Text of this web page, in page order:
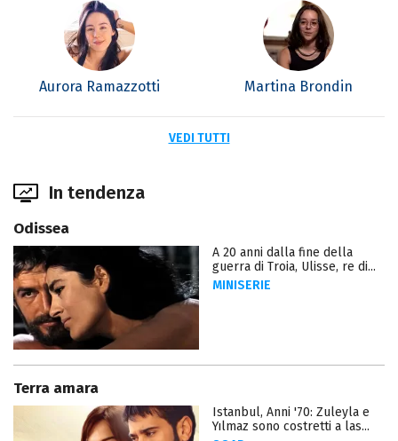
Aurora Ramazzotti Martina Brondin
VEDI TUTTI
In tendenza
Odissea
A 20 anni dalla fine della
guerra di Troia, Ulisse, re di...
MINISERIE
Terra amara
Istanbul, Anni '70: Zuleyla e
Yılmaz sono costretti a las...